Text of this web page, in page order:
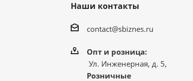
Наши контакты
contact@sbiznes.ru
Опт и розница:
Ул. Инженерная, д. 5,
Розничные